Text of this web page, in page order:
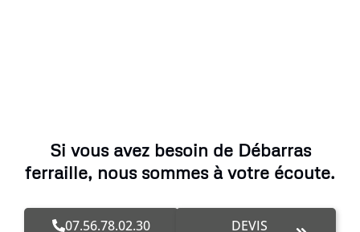
Si vous avez besoin de Débarras
ferraille, nous sommes à votre écoute.
07.56.78.02.30 DEVIS